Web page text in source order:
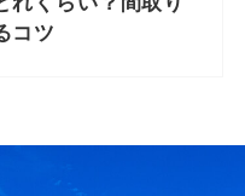
コツ